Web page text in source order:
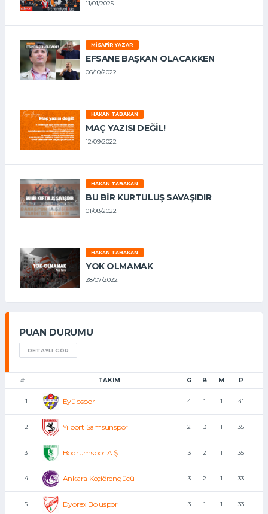
11/01/2025
MISAFIR YAZAR
EFSANE BAŞKAN OLACAKKEN
06/10/2022
HAKAN TABAKAN
MAÇ YAZISI DEĞİL!
12/09/2022
HAKAN TABAKAN
BU BİR KURTULUŞ SAVAŞIDIR
01/08/2022
HAKAN TABAKAN
YOK OLMAMAK
28/07/2022
PUAN DURUMU
DETAYLI GÖR
# TAKIM G B M P
1 Eyüpspor 4 1 1 41
2 Yılport Samsunspor 2 3 1 35
3 Bodrumspor A.Ş. 3 2 1 35
4 Ankara Keçiörengücü 3 2 1 33
5 Dyorex Boluspor 3 1 1 33